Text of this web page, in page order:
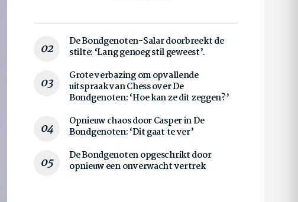
De Bondgenoten-Salar doorbreekt de
stilte: ‘Lang genoeg stil geweest’.
Grote verbazing om opvallende
uitspraak van Chess over De
Bondgenoten: ‘Hoe kan ze dit zeggen?’
Opnieuw chaos door Casper in De
Bondgenoten: ‘Dit gaat te ver’
De Bondgenoten opgeschrikt door
opnieuw een onverwacht vertrek